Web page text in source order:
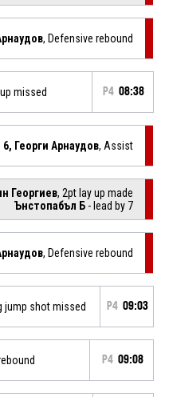
, Defensive rebound
missed P4 08:38
6, Георги Арнаудов, Assist
Георгиев, 2pt lay up made
Ънстопабъл Б - lead by 7
, Defensive rebound
jump shot missed P4 09:03
P4 09:08